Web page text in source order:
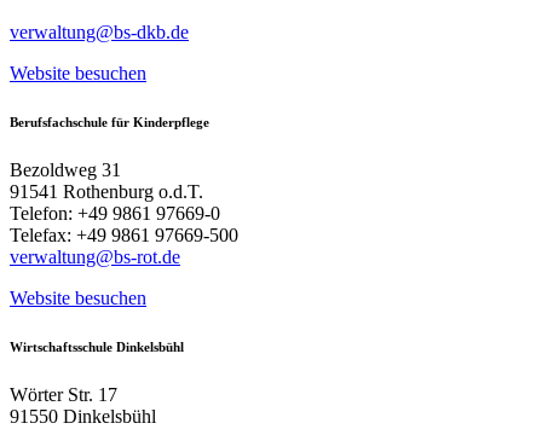
verwaltung@bs-dkb.de
Website besuchen
Berufsfachschule für Kinderpflege
Bezoldweg 31
91541 Rothenburg o.d.T.
Telefon: +49 9861 97669-0
Telefax: +49 9861 97669-500
verwaltung@bs-rot.de
Website besuchen
Wirtschaftsschule Dinkelsbühl
Wörter Str. 17
91550 Dinkelsbühl